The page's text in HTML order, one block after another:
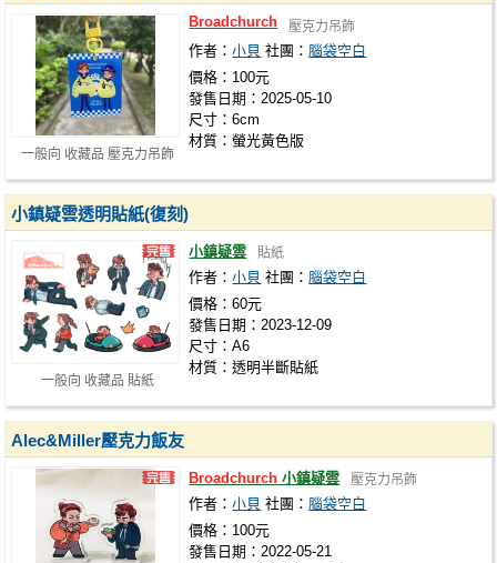
一般向 收藏品 壓克力吊飾
Broadchurch 壓克力吊飾
作者：小貝 社團：腦袋空白
價格：100元
發售日期：2025-05-10
尺寸：6cm
材質：螢光黃色版
一般向 收藏品 貼紙
小鎮疑雲透明貼紙(復刻)
小鎮疑雲 貼紙
作者：小貝 社團：腦袋空白
價格：60元
發售日期：2023-12-09
尺寸：A6
材質：透明半斷貼紙
Alec&Miller壓克力飯友
Broadchurch 小鎮疑雲 壓克力吊飾
作者：小貝 社團：腦袋空白
價格：100元
發售日期：2022-05-21